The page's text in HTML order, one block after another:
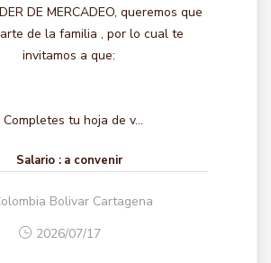
DE MERCADEO, queremos que
de la familia , por lo cual te
invitamos a que:
Completes tu hoja de v...
Salario : a convenir
Bolivar Cartagena
2026/07/17